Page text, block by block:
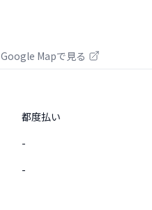
Google Mapで見る
都度払い
-
-